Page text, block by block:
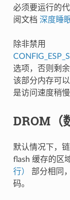
必须要运行的
阅文档 深度睡
除非禁用
选项，否则剩
该部分内存可以
是访问速度稍慢
DROM（
默认情况下，
flash 缓存的区
行）
部分相同
码。